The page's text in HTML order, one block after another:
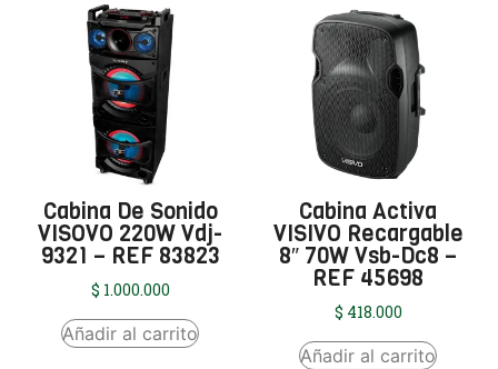
Cabina De Sonido
VISOVO 220W Vdj-
9321 – REF 83823
$ 1.000.000
Añadir al carrito
Cabina Activa
VISIVO Recargable
8″ 70W Vsb-Dc8 –
REF 45698
$ 418.000
Añadir al carrito